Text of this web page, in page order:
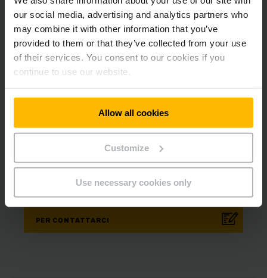
our social media, advertising and analytics partners who
may combine it with other information that you’ve
provided to them or that they’ve collected from your use
of their services. You consent to our cookies if you
continue to use our website.
Allow all cookies
Customize
Use necessary cookies only
Telefono
0848 330 340
PER CONTATTARCI